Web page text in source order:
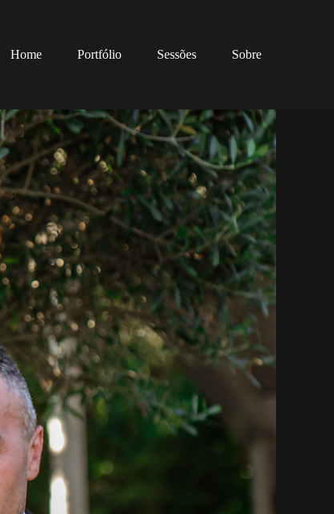
Home Portfólio Sessões Sobre